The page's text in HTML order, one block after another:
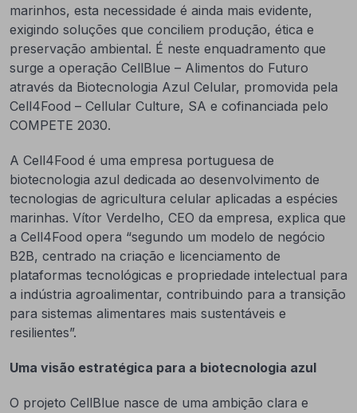
marinhos, esta necessidade é ainda mais evidente,
exigindo soluções que conciliem produção, ética e
preservação ambiental. É neste enquadramento que
surge a operação CellBlue – Alimentos do Futuro
através da Biotecnologia Azul Celular, promovida pela
Cell4Food – Cellular Culture, SA e cofinanciada pelo
COMPETE 2030.
A Cell4Food é uma empresa portuguesa de
biotecnologia azul dedicada ao desenvolvimento de
tecnologias de agricultura celular aplicadas a espécies
marinhas. Vítor Verdelho, CEO da empresa, explica que
a Cell4Food opera “segundo um modelo de negócio
B2B, centrado na criação e licenciamento de
plataformas tecnológicas e propriedade intelectual para
a indústria agroalimentar, contribuindo para a transição
para sistemas alimentares mais sustentáveis e
resilientes”.
Uma visão estratégica para a biotecnologia azul
O projeto CellBlue nasce de uma ambição clara e